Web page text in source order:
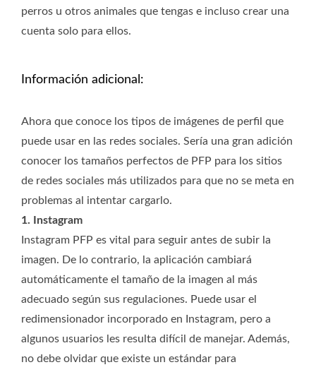
perros u otros animales que tengas e incluso crear una
cuenta solo para ellos.
Información adicional:
Ahora que conoce los tipos de imágenes de perfil que
puede usar en las redes sociales. Sería una gran adición
conocer los tamaños perfectos de PFP para los sitios
de redes sociales más utilizados para que no se meta en
problemas al intentar cargarlo.
1. Instagram
Instagram PFP es vital para seguir antes de subir la
imagen. De lo contrario, la aplicación cambiará
automáticamente el tamaño de la imagen al más
adecuado según sus regulaciones. Puede usar el
redimensionador incorporado en Instagram, pero a
algunos usuarios les resulta difícil de manejar. Además,
no debe olvidar que existe un estándar para